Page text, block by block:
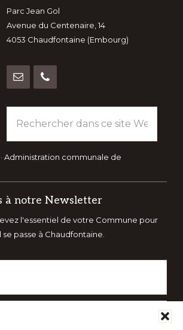
Footer
Parc Jean Gol
Avenue du Centenaire, 14
4053 Chaudfontaine (Embourg)
dans
ce
site
Administration communale de
à notre Newsletter
l'essentiel de votre Commune pour
passe à Chaudfontaine.